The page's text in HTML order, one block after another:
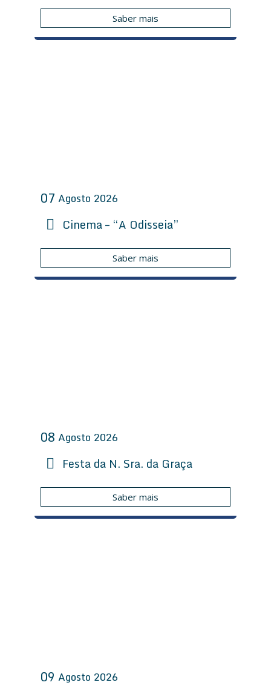
Saber mais
07 Agosto 2026
Cinema – “A Odisseia”
Saber mais
08 Agosto 2026
Festa da N. Sra. da Graça
Saber mais
09 Agosto 2026